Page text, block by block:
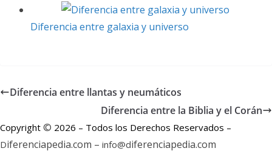
Diferencia entre galaxia y universo
Diferencia entre llantas y neumáticos
Diferencia entre la Biblia y el Corán
Copyright © 2026 – Todos los Derechos Reservados –
Diferenciapedia.com – info@diferenciapedia.com